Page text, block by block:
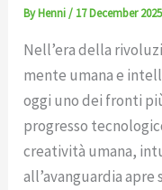
ByHenni/ 17 December 2025
Nell’era della
mente umana e
oggi uno dei fronti
progresso
creatività umana,
all’avanguardia